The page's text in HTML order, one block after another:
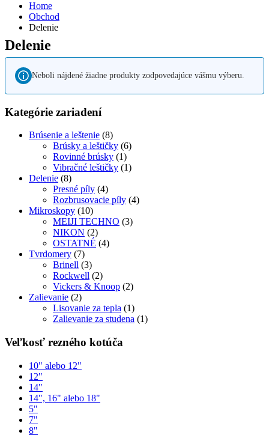
Home
Obchod
Delenie
Delenie
Neboli nájdené žiadne produkty zodpovedajúce vášmu výberu.
Kategórie zariadení
Brúsenie a leštenie (8)
Brúsky a leštičky (6)
Rovinné brúsky (1)
Vibračné leštičky (1)
Delenie (8)
Presné píly (4)
Rozbrusovacie píly (4)
Mikroskopy (10)
MEIJI TECHNO (3)
NIKON (2)
OSTATNÉ (4)
Tvrdomery (7)
Brinell (3)
Rockwell (2)
Vickers & Knoop (2)
Zalievanie (2)
Lisovanie za tepla (1)
Zalievanie za studena (1)
Veľkosť rezného kotúča
10" alebo 12"
12"
14"
14", 16" alebo 18"
5"
7"
8"